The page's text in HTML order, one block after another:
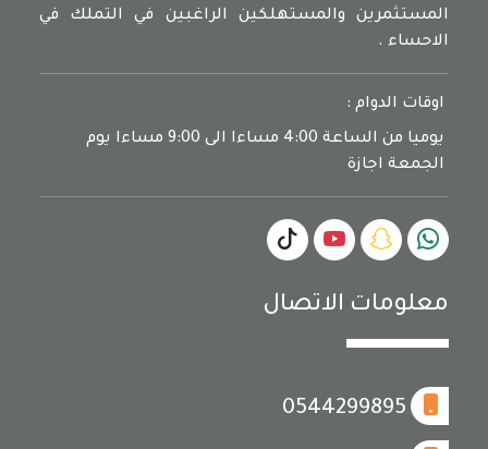
المستثمرين والمستهلكين الراغبين في التملك في
الاحساء .
اوقات الدوام :
يوميا من الساعة 4:00 مساءا الى 9:00 مساءا يوم
الجمعة اجازة
معلومات الاتصال
0544299895